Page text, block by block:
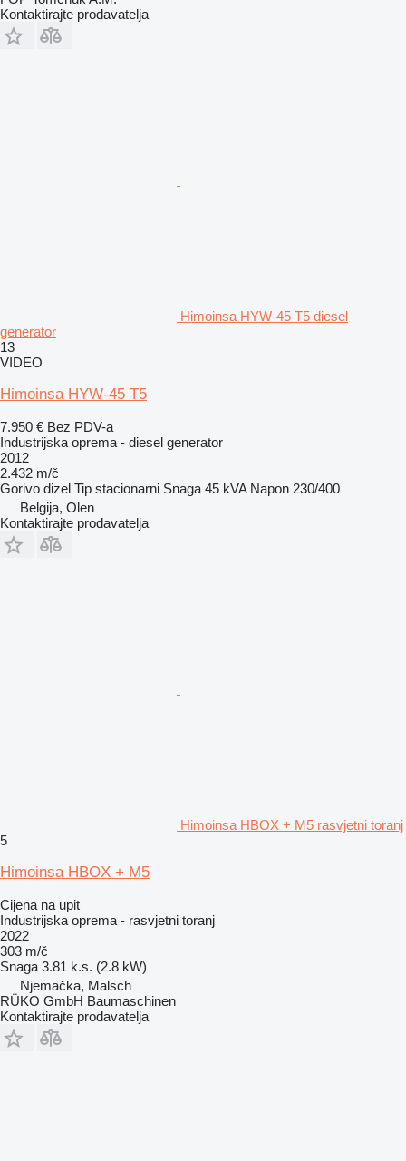
Kontaktirajte prodavatelja
Himoinsa HYW-45 T5 diesel
generator
13
VIDEO
Himoinsa HYW-45 T5
7.950 € Bez PDV-a
Industrijska oprema - diesel generator
2012
2.432 m/č
Gorivo dizel Tip stacionarni Snaga 45 kVA Napon 230/400
Belgija, Olen
Kontaktirajte prodavatelja
Himoinsa HBOX + M5 rasvjetni toranj
5
Himoinsa HBOX + M5
Cijena na upit
Industrijska oprema - rasvjetni toranj
2022
303 m/č
Snaga 3.81 k.s. (2.8 kW)
Njemačka, Malsch
RÜKO GmbH Baumaschinen
Kontaktirajte prodavatelja